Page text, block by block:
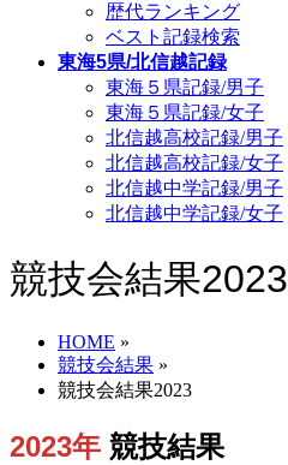
歴代ランキング
ベスト記録検索
東海5県/北信越記録
東海５県記録/男子
東海５県記録/女子
北信越高校記録/男子
北信越高校記録/女子
北信越中学記録/男子
北信越中学記録/女子
競技会結果2023
HOME »
競技会結果 »
競技会結果2023
2023年 競技結果